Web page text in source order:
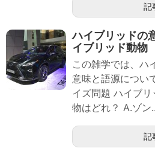
記
ハイブリッドの
イブリッド動物
この雑学では、ハ
意味と語源につい
イズ問題 ハイブ
物はどれ？ A.ゾン
記